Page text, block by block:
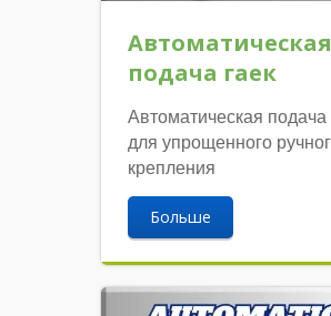
Автоматическая
подача гаек
Автоматическая подача
для упрощенного
крепления
Больше